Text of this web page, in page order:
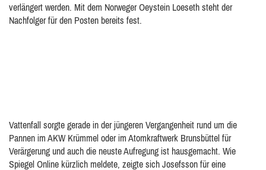
verlängert werden. Mit dem Norweger Oeystein Loeseth steht der
Nachfolger für den Posten bereits fest.
Vattenfall sorgte gerade in der jüngeren Vergangenheit rund um die
Pannen im AKW Krümmel oder im Atomkraftwerk Brunsbüttel für
Verärgerung und auch die neuste Aufregung ist hausgemacht. Wie
Spiegel Online kürzlich meldete, zeigte sich Josefsson für eine